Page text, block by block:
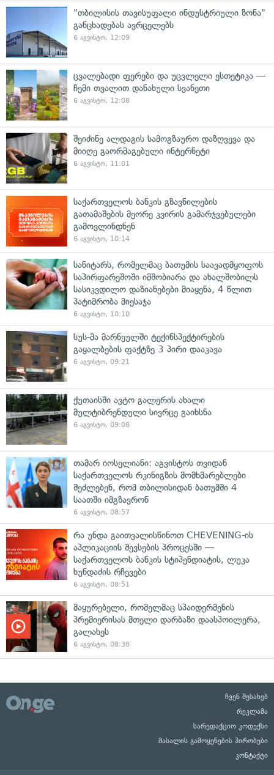
"თბილისის თავისუფალი ინდუსტრიული ზონა"
განცხადებას ავრცელებს
6 აგვისტო, 12:09
ცვალებადი ფერები და უცვლელი ესთეტიკა —
ჩემი თვალით დანახული სვანეთი
6 აგვისტო, 12:08
შეიძინე ალდაგის სამოგზაურო დაზღვევა და
მიიღე გაორმაგებული ინტერნეტი
6 აგვისტო, 11:01
საქართველოს ბანკის გზავნილების
გათამაშების მეორე კვირის გამარჯვებულები
გამოვლინდნენ
6 აგვისტო, 10:14
სანიტარს, რომელმაც ბათუმის საავადმყოფოს
საპირფარეშოში იმშობიარა და ახალშობილს
სასიკვდილო დაზიანებები მიაყენა, 4 წლით
პატიმრობა მიესაჯა
6 აგვისტო, 10:10
სუს-მა მარნეულში ტექინსპექტირების
გაყალბების ფაქტზე 3 პირი დააკავა
6 აგვისტო, 09:21
ქუთაისში ავტო გალერის ახალი
მულტიბრენდული სივრცე გაიხსნა
6 აგვისტო, 09:08
თამარ იოსელიანი: აგვისტოს თვიდან
საქართველოს რკინიგზის მომხმარებლები
შეძლებენ, რომ თბილისიდან ბათუმში 4
საათში იმგზავრონ
6 აგვისტო, 08:57
რა უნდა გაითვალისწინოთ CHEVENING-ის
აპლიკაციის შევსების პროცესში —
საქართველოს ბანკის სტიპენდიატის, ლუკა
ხუნდაძის რჩევები
6 აგვისტო, 08:51
მაყურებელი, რომელმაც სპაიდერმენის
პრემიერისას მთელი დარბაზი დაასპოილერა,
გალახეს
6 აგვისტო, 08:38
ჩვენ შესახებ
რეკლამა
სარედაქციო კოდექსი
მასალის გამოყენების პირობები
კონტაქტი